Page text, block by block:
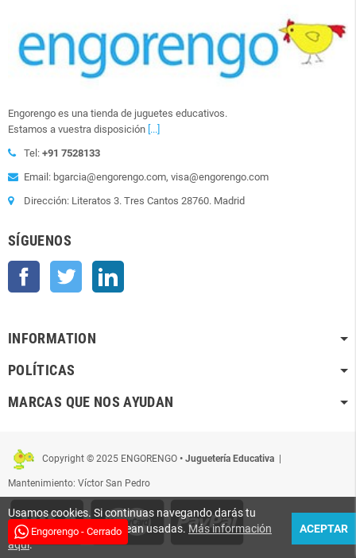
Engorengo es una tienda de juguetes educativos.
Estamos a vuestra disposición [...]
Tel: +91 7528133
Email: bgarcia@engorengo.com, visa@engorengo.com
Dirección: Literatos 3. Tres Cantos 28760. Madrid
SÍGUENOS
Facebook Twitter
INFORMATION
POLÍTICAS
MARCAS QUE NOS AYUDAN
Copyright © 2025 ENGORENGO • Juguetería Educativa
Mantenimiento: Víctor San Pedro
Usamos cookies. Si continuas navegando darás tu
conformidad para que sean usadas. Más información
aquí.
ACEPTAR
Engorengo - Cerrado